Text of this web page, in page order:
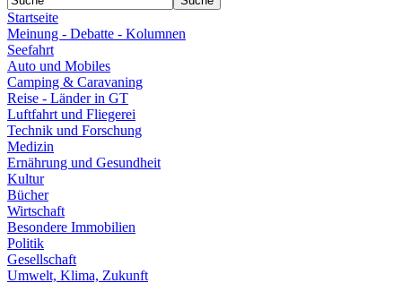
Startseite
Meinung - Debatte - Kolumnen
Seefahrt
Auto und Mobiles
Camping & Caravaning
Reise - Länder in GT
Luftfahrt und Fliegerei
Technik und Forschung
Medizin
Ernährung und Gesundheit
Kultur
Bücher
Wirtschaft
Besondere Immobilien
Politik
Gesellschaft
Umwelt, Klima, Zukunft